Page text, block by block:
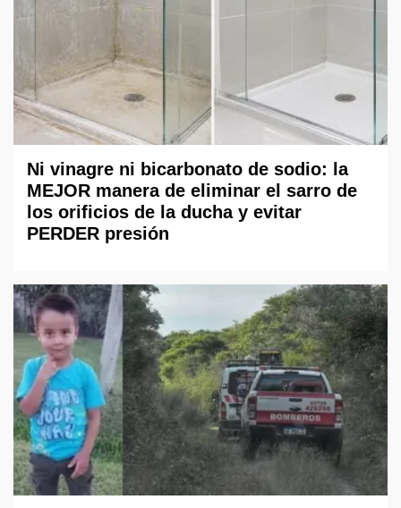
Ni vinagre ni bicarbonato de sodio: la
MEJOR manera de eliminar el sarro de
los orificios de la ducha y evitar
PERDER presión